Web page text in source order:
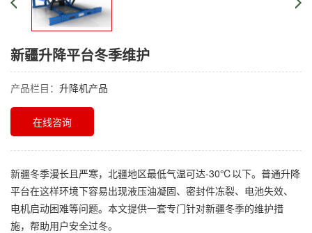
新疆升降平台冬季维护
产品栏目： 升降机产品
在线咨询
新疆冬季漫长且严寒，北疆地区最低气温可达-30℃以下。普通升降
平台在这样环境下容易出现液压油凝固、密封件冻裂、电池失效、
电机启动困难等问题。本文提供一套专门针对新疆冬季的维护措
施，帮助用户安全过冬。